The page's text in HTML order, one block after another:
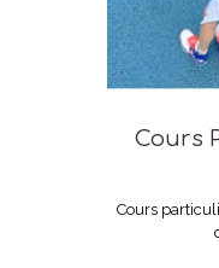
Cours
Cours